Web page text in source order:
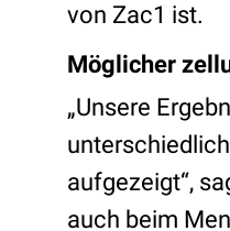
von Zac1 ist.
Möglicher
„Unsere
aufgezeigt“,
auch beim